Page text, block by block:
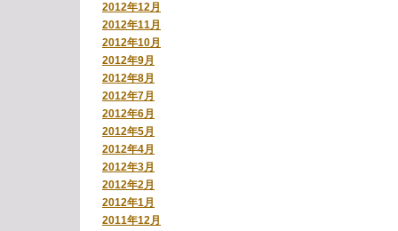
2012年12月
2012年11月
2012年10月
2012年9月
2012年8月
2012年7月
2012年6月
2012年5月
2012年4月
2012年3月
2012年2月
2012年1月
2011年12月